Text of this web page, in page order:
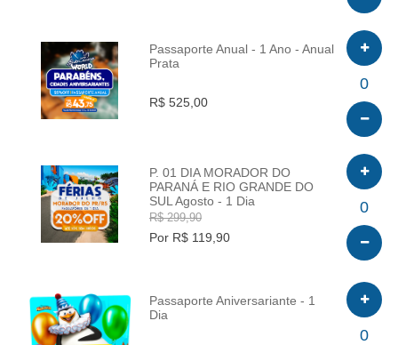
INFO
Passaporte Anual - 1 Ano - Anual
Prata
R$ 525,00
0
INFO
P. 01 DIA MORADOR DO
PARANÁ E RIO GRANDE DO
SUL Agosto - 1 Dia
R$ 299,90
Por R$ 119,90
0
INFO
Passaporte Aniversariante - 1
Dia
0